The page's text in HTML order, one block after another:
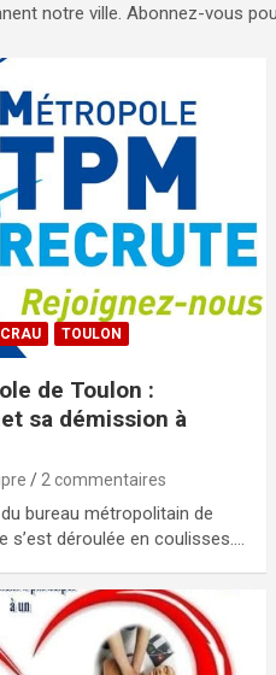
notre ville. Abonnez-vous
TOULON
de Toulon :
sa démission à
2 commentaires
bureau métropolitain de
s’est déroulée en coulisses.…